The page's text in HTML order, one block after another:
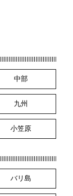
中部
九州
小笠原
バリ島